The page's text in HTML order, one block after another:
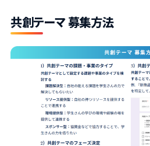
共創テーマ 募集方法